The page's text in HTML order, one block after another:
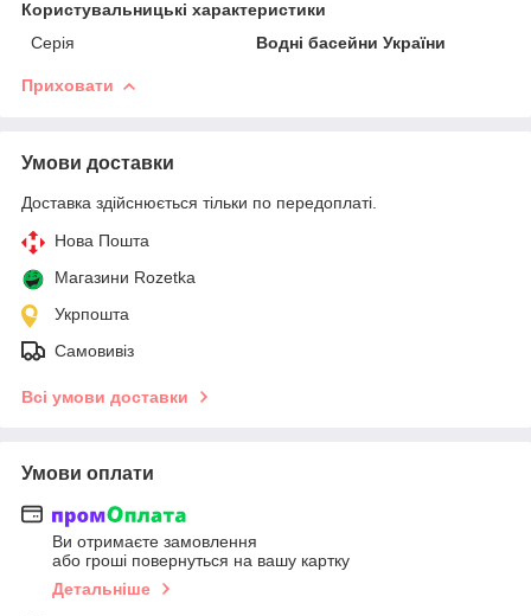
Користувальницькі характеристики
Серія
Водні басейни України
Приховати
Умови доставки
Доставка здійснюється тільки по передоплаті.
Нова Пошта
Магазини Rozetka
Укрпошта
Самовивіз
Всі умови доставки
Умови оплати
Ви отримаєте замовлення
або гроші повернуться на вашу картку
Детальніше